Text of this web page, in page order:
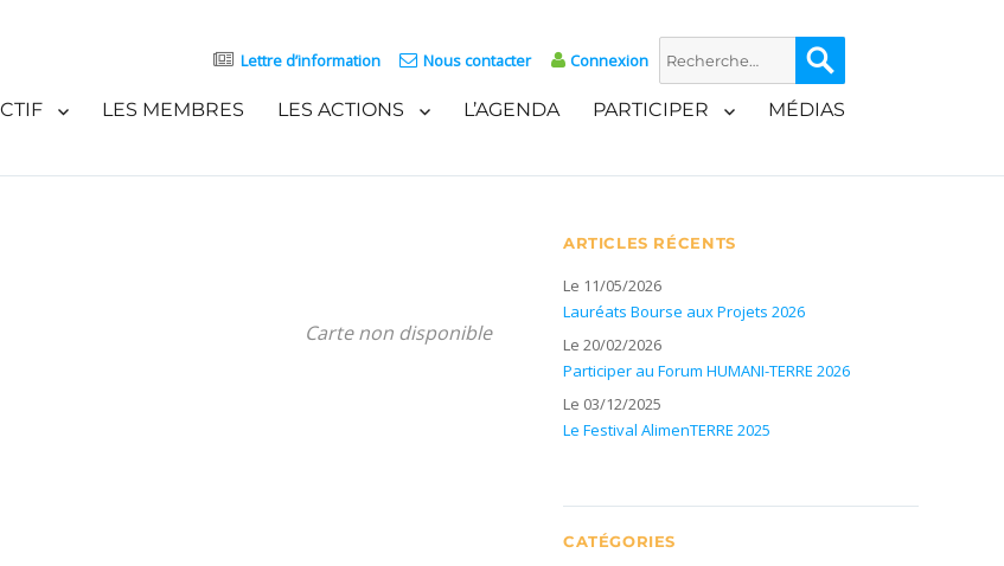
Lettre d’information Nous contacter Connexion
Recherche
pour :
LES MEMBRES LES ACTIONS L’AGENDA PARTICIPER MÉDIAS
Carte non disponible
ARTICLES RÉCENTS
Le 11/05/2026
Lauréats Bourse aux Projets 2026
Le 20/02/2026
Participer au Forum HUMANI-TERRE 2026
Le 03/12/2025
Le Festival AlimenTERRE 2025
CATÉGORIES